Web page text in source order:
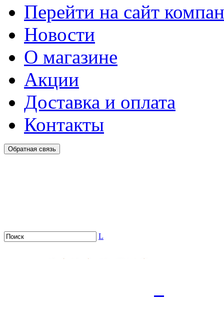
Перейти на сайт
Новости
О магазине
Акции
Доставка и оплата
Контакты
Обратная связь
L